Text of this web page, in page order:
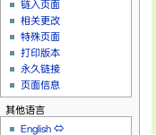
链入页面
相关更改
特殊页面
打印版本
永久链接
页面信息
其他语言
English ⇔